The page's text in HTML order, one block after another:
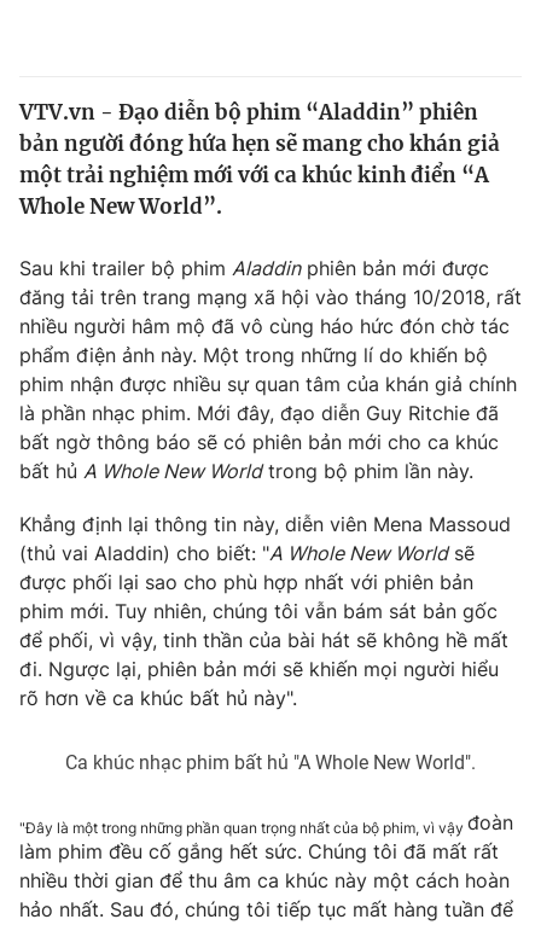
Thế giới
Tin tức
Thế giới đó đây
Câu chuyện quốc tế
Kinh tế
Thị trường
Góc doanh nghiệp
Dữ liệu và đời sống
Truyền hình
Phim VTV
Hậu trường
Nhân vật
Khán giả
Giải sao mai
Giải trí
Điện ảnh
Sao
Đời sống
Du lịch
Làm đẹp
Chất lượng cuộc sống
Giáo dục
Tuyển sinh
Học trực tuyến
Công nghệ
Hitech Công nghệ tương lai
Sản phẩm
Thị trường
Giao lưu trực tuyến
Lịch phát sóng
Chuyên mục khác
Emagazine Podcast
VTV.vn - Đạo diễn bộ phim “Aladdin” phiên
bản người đóng hứa hẹn sẽ mang cho khán giả
một trải nghiệm mới với ca khúc kinh điển “A
Whole New World”.
Sau khi trailer bộ phim Aladdinphiên bản mới được
đăng tải trên trang mạng xã hội vào tháng 10/2018, rất
nhiều người hâm mộ đã vô cùng háo hức đón chờ tác
phẩm điện ảnh này. Một trong những lí do khiến bộ
phim nhận được nhiều sự quan tâm của khán giả chính
là phần nhạc phim. Mới đây, đạo diễn Guy Ritchie đã
bất ngờ thông báo sẽ có phiên bản mới cho ca khúc
bất hủ A Whole New Worldtrong bộ phim lần này.
Khẳng định lại thông tin này, diễn viên Mena Massoud
(thủ vai Aladdin) cho biết: "A Whole New Worldsẽ
được phối lại sao cho phù hợp nhất với phiên bản
phim mới. Tuy nhiên, chúng tôi vẫn bám sát bản gốc
để phối, vì vậy, tinh thần của bài hát sẽ không hề mất
đi. Ngược lại, phiên bản mới sẽ khiến mọi người hiểu
rõ hơn về ca khúc bất hủ này".
Ca khúc nhạc phim bất hủ "A Whole New World".
"Đây là một trong những phần quan trọng nhất của bộ phim, vì vậy đoàn
làm phim đều cố gắng hết sức. Chúng tôi đã mất rất
nhiều thời gian để thu âm ca khúc này một cách hoàn
hảo nhất. Sau đó, chúng tôi tiếp tục mất hàng tuần để